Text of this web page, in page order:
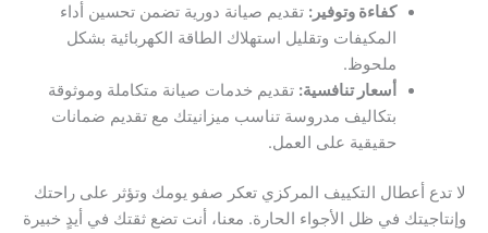
كفاءة وتوفير: تقديم صيانة دورية تضمن تحسين أداء
المكيفات وتقليل استهلاك الطاقة الكهربائية بشكل
ملحوظ.
أسعار تنافسية: تقديم خدمات صيانة متكاملة وموثوقة
بتكاليف مدروسة تناسب ميزانيتك مع تقديم ضمانات
حقيقية على العمل.
لا تدع أعطال التكييف المركزي تعكر صفو يومك وتؤثر على راحتك
وإنتاجيتك في ظل الأجواء الحارة. معنا، أنت تضع ثقتك في أيدٍ خبيرة